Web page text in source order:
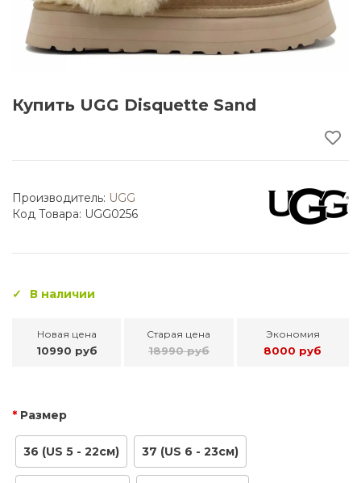
Купить UGG Disquette Sand
Производитель: UGG
Код Товара: UGG0256
В наличии
Новая цена
10990 руб
Старая цена
18990 руб
Экономия
8000 руб
Размер
36 (US 5 - 22см) 37 (US 6 - 23см)